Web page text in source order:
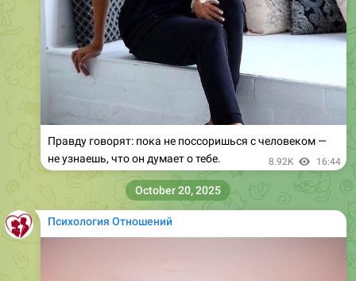
Правду говорят: пока не поссоришься с человеком —
не узнаешь, что он думает о тебе.
8.92K 16:44
Психология Отношений
October 20, 2025